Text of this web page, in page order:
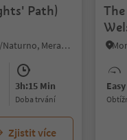
Path)
Naturno/Naturns, Naturns/Naturno, Meran/Merano and environs
3h:15 Min
doba trvání
Zjistit více
Easy